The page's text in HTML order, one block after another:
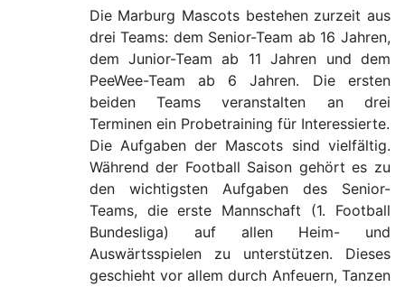
Die Marburg Mascots bestehen zurzeit aus
drei Teams: dem Senior-Team ab 16 Jahren,
dem Junior-Team ab 11 Jahren und dem
PeeWee-Team ab 6 Jahren. Die ersten
beiden Teams veranstalten an drei
Terminen ein Probetraining für Interessierte.
Die Aufgaben der Mascots sind vielfältig.
Während der Football Saison gehört es zu
den wichtigsten Aufgaben des Senior-
Teams, die erste Mannschaft (1. Football
Bundesliga) auf allen Heim- und
Auswärtsspielen zu unterstützen. Dieses
geschieht vor allem durch Anfeuern, Tanzen